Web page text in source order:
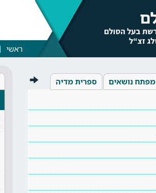
ראשי
מפתח נושאים ספרית מדיה